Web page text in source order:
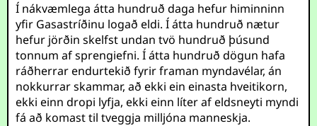
Í nákvæmlega átta hundruð daga hefur himinninn
yfir Gasastríðinu logað eldi. Í átta hundruð nætur
hefur jörðin skelfst undan tvö hundruð þúsund
tonnum af sprengiefni. Í átta hundruð dögun hafa
ráðherrar endurtekið fyrir framan myndavélar, án
nokkurrar skammar, að ekki ein einasta hveitikorn,
ekki einn dropi lyfja, ekki einn líter af eldsneyti myndi
fá að komast til tveggja milljóna manneskja.